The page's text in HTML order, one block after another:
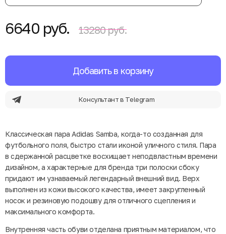
6640 руб. 13280 руб.
Добавить в корзину
Консультант в Telegram
Классическая пара Adidas Samba, когда-то созданная для
футбольного поля, быстро стали иконой уличного стиля. Пара
в сдержанной расцветке восхищает неподвластным времени
дизайном, а характерные для бренда три полоски сбоку
придают им узнаваемый легендарный внешний вид. Верх
выполнен из кожи высокого качества, имеет закругленный
носок и резиновую подошву для отличного сцепления и
максимального комфорта.
Внутренняя часть обуви отделана приятным материалом, что